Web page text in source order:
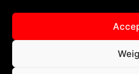
© 2026 All